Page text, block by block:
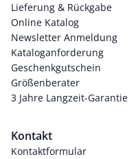
Lieferung & Rückgabe
Online Katalog
Newsletter Anmeldung
Kataloganforderung
Geschenkgutschein
Größenberater
3 Jahre Langzeit-Garantie
Kontakt
Kontaktformular